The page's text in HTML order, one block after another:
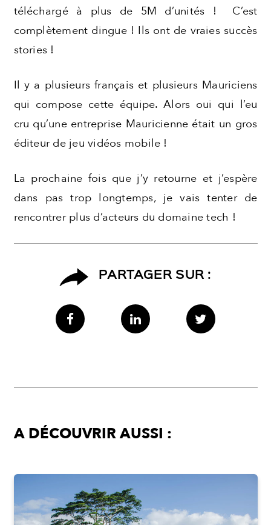
téléchargé à plus de 5M d’unités ! C’est
complètement dingue ! Ils ont de vraies succès
stories !
Il y a plusieurs français et plusieurs Mauriciens
qui compose cette équipe. Alors oui qui l’eu
cru qu’une entreprise Mauricienne était un gros
éditeur de jeu vidéos mobile !
La prochaine fois que j’y retourne et j’espère
dans pas trop longtemps, je vais tenter de
rencontrer plus d’acteurs du domaine tech !
PARTAGER SUR :
A DÉCOUVRIR AUSSI :